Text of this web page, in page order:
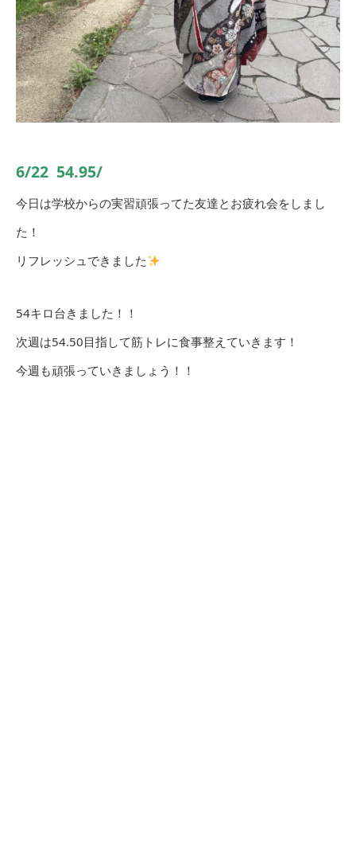
6/22 54.95/
今日は学校からの実習頑張ってた友達とお疲れ会をしまし
た！
リフレッシュできました
54キロ台きました！！
次週は54.50目指して筋トレに食事整えていきます！
今週も頑張っていきましょう！！